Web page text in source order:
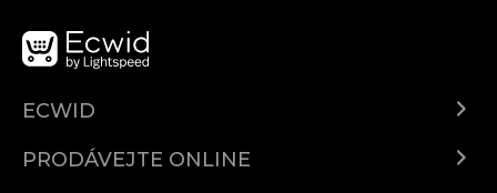
ECWID
Ceny
PRODÁVEJTE ONLINE